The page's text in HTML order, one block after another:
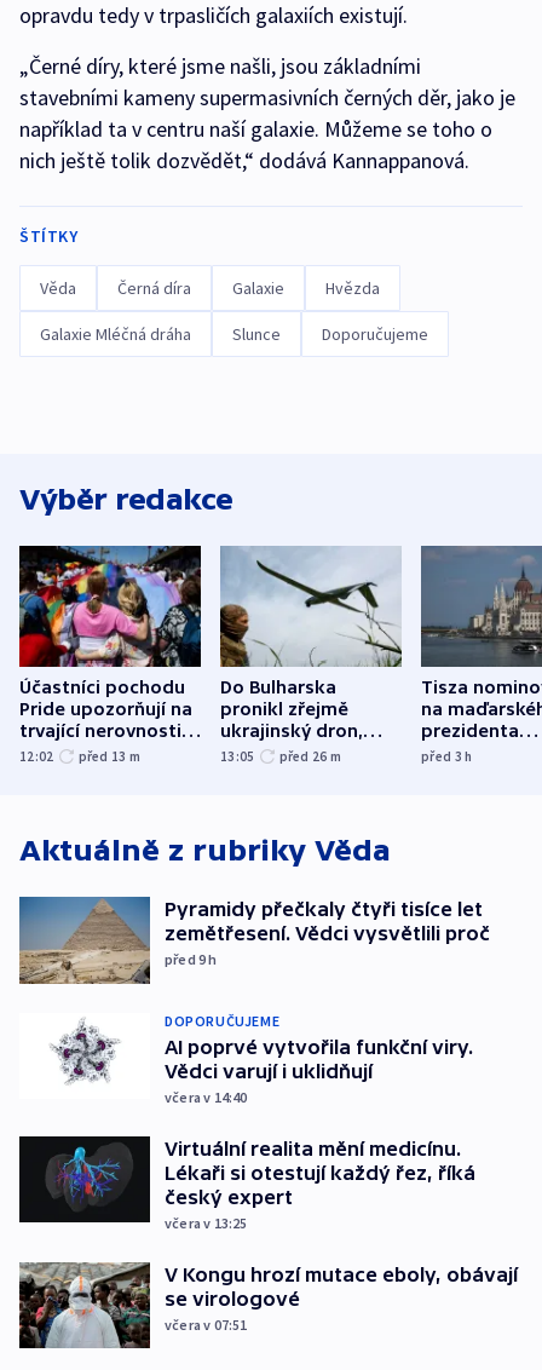
opravdu tedy v trpasličích galaxiích existují.
„Černé díry, které jsme našli, jsou základními
stavebními kameny supermasivních černých děr, jako je
například ta v centru naší galaxie. Můžeme se toho o
nich ještě tolik dozvědět,“ dodává Kannappanová.
ŠTÍTKY
Věda Černá díra Galaxie Hvězda
Galaxie Mléčná dráha Slunce Doporučujeme
Výběr redakce
Účastníci pochodu
Pride upozorňují na
trvající nerovnosti i
společenskou
12:02 před 13 m
Do Bulharska
pronikl zřejmě
ukrajinský dron,
explodoval kilometr
13:05 před 26 m
Tisza
na
prezidenta
bývalého
před 3h
Aktuálně z rubriky Věda
Pyramidy přečkaly čtyři tisíce let
zemětřesení. Vědci vysvětlili proč
před 9h
DOPORUČUJEME
AI poprvé vytvořila funkční viry.
Vědci varují i uklidňují
včera v 14:40
Virtuální realita mění medicínu.
Lékaři si otestují každý řez, říká
český expert
včera v 13:25
V Kongu hrozí mutace eboly, obávají
se virologové
včera v 07:51